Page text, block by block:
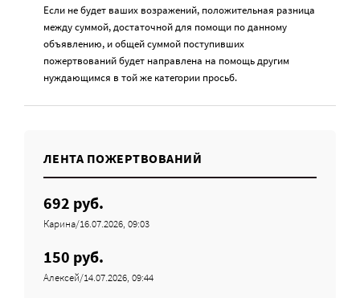
Если не будет ваших возражений, положительная разница
между суммой, достаточной для помощи по данному
объявлению, и общей суммой поступивших
пожертвований будет направлена на помощь другим
нуждающимся в той же категории просьб.
ЛЕНТА ПОЖЕРТВОВАНИЙ
692 руб.
Карина/16.07.2026, 09:03
150 руб.
Алексей/14.07.2026, 09:44